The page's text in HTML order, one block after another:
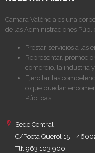
Cámara València es una
de las Administraciones
Prestar servicios a las
Representar,
comercio, la industria
Ejercitar las
o que puedan
Públicas.
Sede Central
C/Poeta Querol 15 –
Tlf. 963 103 900